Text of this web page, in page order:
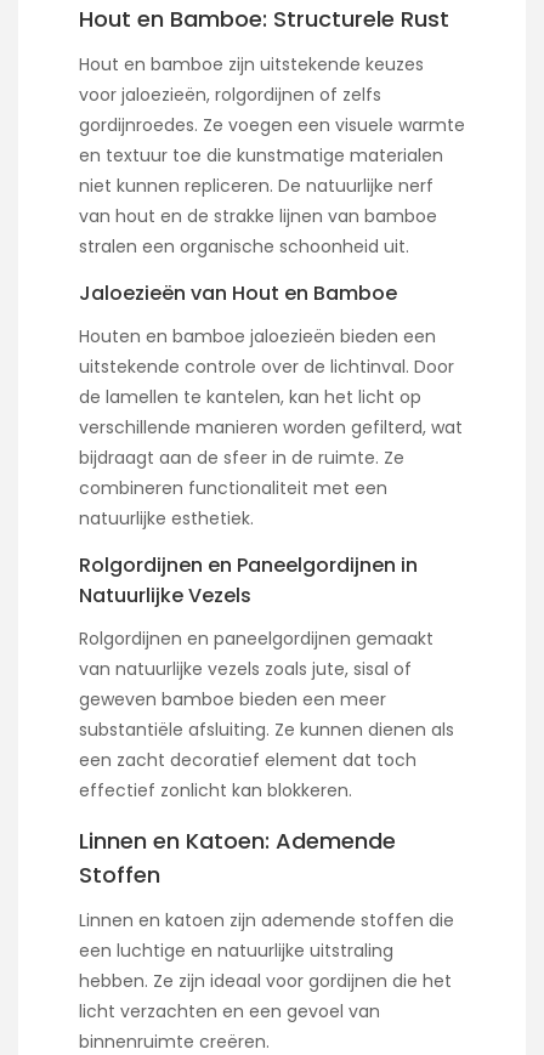
Hout en Bamboe: Structurele Rust
Hout en bamboe zijn uitstekende keuzes
voor jaloezieën, rolgordijnen of zelfs
gordijnroedes. Ze voegen een visuele warmte
en textuur toe die kunstmatige materialen
niet kunnen repliceren. De natuurlijke nerf
van hout en de strakke lijnen van bamboe
stralen een organische schoonheid uit.
Jaloezieën van Hout en Bamboe
Houten en bamboe jaloezieën bieden een
uitstekende controle over de lichtinval. Door
de lamellen te kantelen, kan het licht op
verschillende manieren worden gefilterd, wat
bijdraagt aan de sfeer in de ruimte. Ze
combineren functionaliteit met een
natuurlijke esthetiek.
Rolgordijnen en Paneelgordijnen in
Natuurlijke Vezels
Rolgordijnen en paneelgordijnen gemaakt
van natuurlijke vezels zoals jute, sisal of
geweven bamboe bieden een meer
substantiële afsluiting. Ze kunnen dienen als
een zacht decoratief element dat toch
effectief zonlicht kan blokkeren.
Linnen en Katoen: Ademende
Stoffen
Linnen en katoen zijn ademende stoffen die
een luchtige en natuurlijke uitstraling
hebben. Ze zijn ideaal voor gordijnen die het
licht verzachten en een gevoel van
binnenruimte creëren.